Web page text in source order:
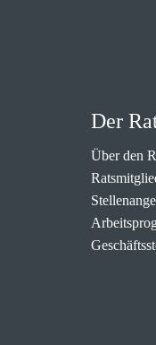
Der
Über den